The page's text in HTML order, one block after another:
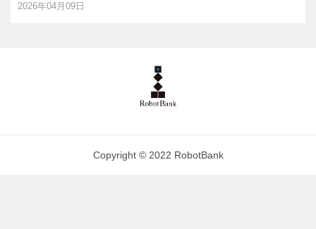
2026年04月09日
Copyright © 2022 RobotBank